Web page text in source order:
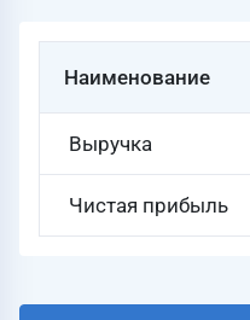
Наименование
Выручка
Чистая прибыль